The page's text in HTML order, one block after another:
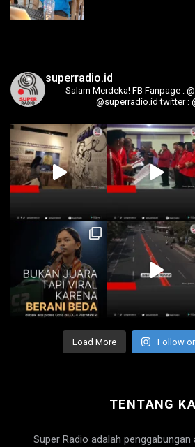
superradio.id
Salam Merdeka! FB Fanpage :
@superradio.id twitter :
Load More Follow
TENTANG
Super Radio adalah